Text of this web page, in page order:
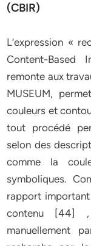
(CBIR)
L’expression «
Content-Based
remonte aux
MUSEUM,
couleurs et
tout procédé
selon des
comme la
symboliques.
rapport
contenu [44] ,
manuellement